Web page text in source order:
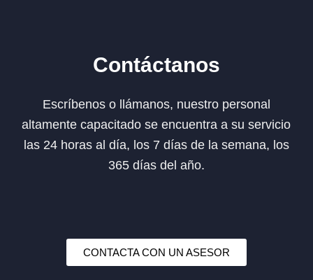
Contáctanos
Escríbenos o llámanos, nuestro personal
altamente capacitado se encuentra a su servicio
las 24 horas al día, los 7 días de la semana, los
365 días del año.
CONTACTA CON UN ASESOR